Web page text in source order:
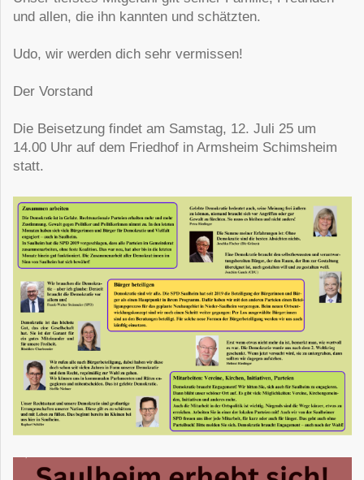
und allen, die ihn kannten und schätzten.
Udo, wir werden dich sehr vermissen!
Der Vorstand
Die Beisetzung findet am Samstag, 12. Juli 25 um
14.00 Uhr auf dem Friedhof in Armsheim Schimsheim
statt.